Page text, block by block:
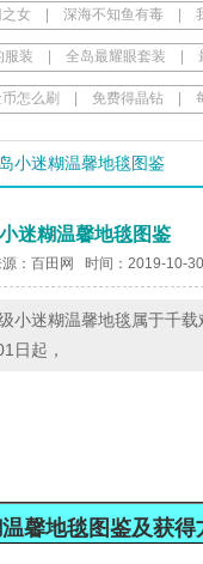
女 深海不知鱼有毒
服装 全岛最耀眼套装
怎么刷 免费得晶钻
小迷糊温馨地毯图鉴
迷糊温馨地毯图鉴
：百田网 时间：2019-10-
小迷糊温馨地毯属于千
日起，
馨地毯图鉴及获得